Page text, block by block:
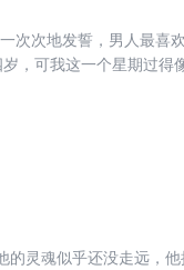
次次地发誓，男人最喜
，可我这一个星期过得
最基本的感受，亲切同
的灵魂似乎还没走远，